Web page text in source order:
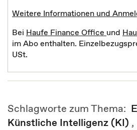
Weitere Informationen und
Bei Haufe Finance Office und
im Abo enthalten.
USt.
Schlagworte zum Thema:
Künstliche Intelligenz (KI) ,